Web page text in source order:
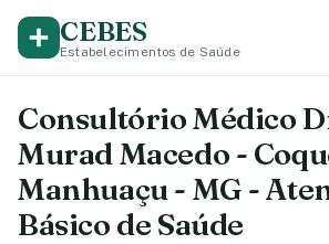
CEBES
Estabelecimentos de Saúde
Consultório Médico
Murad Macedo -
Manhuaçu - MG -
Básico de Saúde